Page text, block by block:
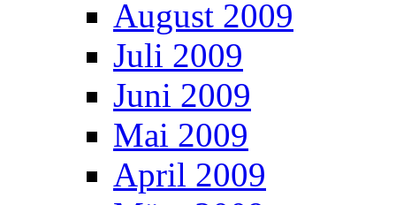
August 2009
Juli 2009
Juni 2009
Mai 2009
April 2009